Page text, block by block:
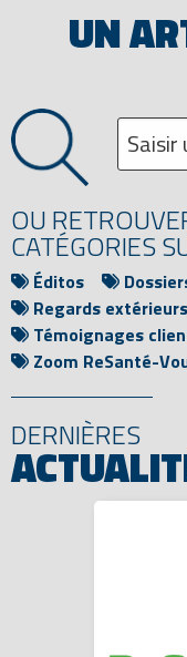
UN
OU
CATÉGORIES
Éditos
Regards extérieurs
Témoignages
Zoom ReSanté-
DERNIÈRES